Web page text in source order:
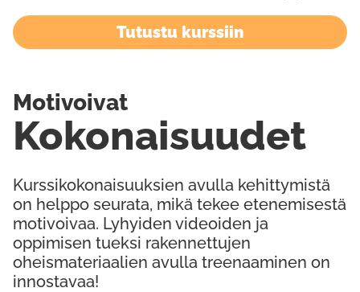
Tutustu kurssiin
Kurssikokonaisuuksien avulla kehittymistä
on helppo seurata, mikä tekee etenemisestä
motivoivaa. Lyhyiden videoiden ja
oppimisen tueksi rakennettujen
oheismateriaalien avulla treenaaminen on
innostavaa!
Kokonaisuudet
Motivoivat